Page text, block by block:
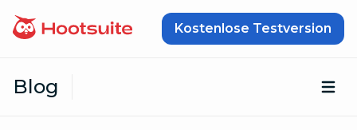
Kostenlose Testversion
Blog